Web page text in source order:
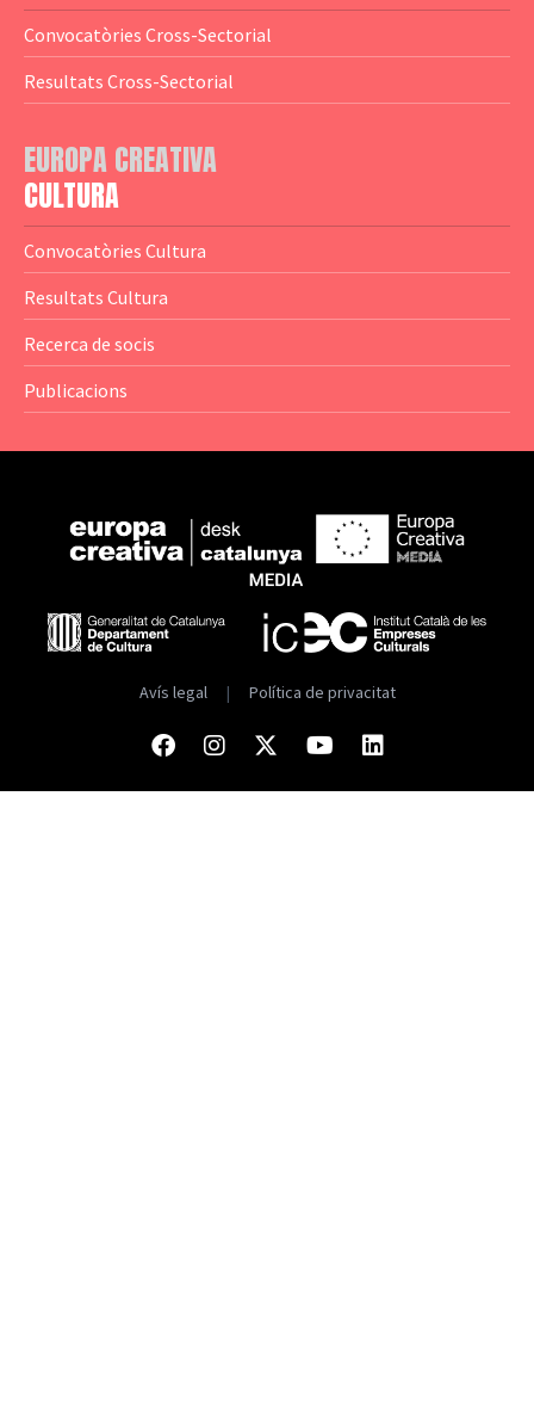
— Guies MEDIA
— Altres Guies
— Presentacions
— Estudis
Convocatòries Cross-Sectorial
Resultats Cross-Sectorial
EUROPA CREATIVA
CULTURA
Convocatòries Cultura
Resultats Cultura
Recerca de socis
Publicacions
Avís legal | Política de privacitat
FacebookInstagram
TwitterYoutube